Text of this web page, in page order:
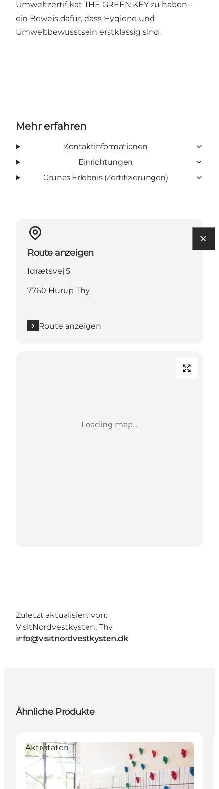
Umweltzertifikat THE GREEN KEY zu haben -
ein Beweis dafür, dass Hygiene und
Umweltbewusstsein erstklassig sind.
Mehr erfahren
Kontaktinformationen
Einrichtungen
Grünes Erlebnis (Zertifizierungen)
Route anzeigen
Idrætsvej 5
7760 Hurup Thy
Route anzeigen
Loading map...
Zuletzt aktualisiert von:
VisitNordvestkysten, Thy
info@visitnordvestkysten.dk
Ähnliche Produkte
Aktivitäten